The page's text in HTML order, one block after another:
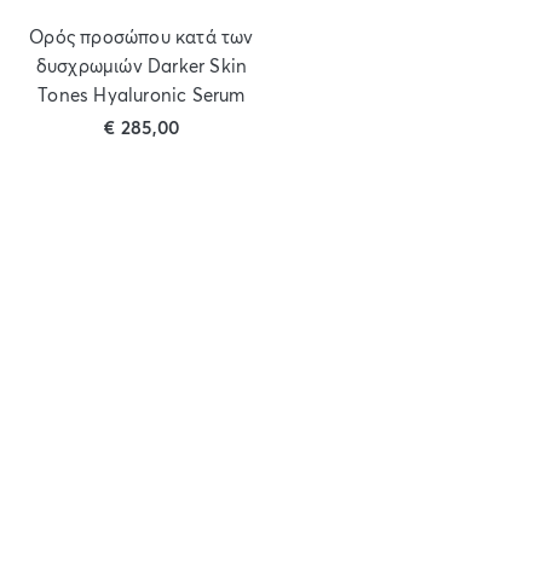
Ορός προσώπου κατά των
δυσχρωμιών Darker Skin
Tones Hyaluronic Serum
€ 285,00